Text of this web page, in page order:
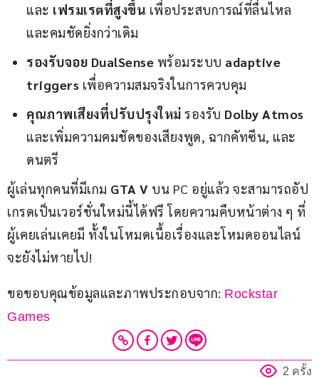
และ เฟรมเรตที่สูงขึ้น เพื่อประสบการณ์ที่ลื่นไหล
และคมชัดยิ่งกว่าเดิม
รองรับจอย DualSense พร้อมระบบ adaptive
triggers เพื่อความสมจริงในการควบคุม
คุณภาพเสียงที่ปรับปรุงใหม่ รองรับ Dolby Atmos
และเพิ่มความคมชัดของเสียงพูด, ฉากคัทซีน, และ
ดนตรี
ผู้เล่นทุกคนที่มีเกม GTA V บน PC อยู่แล้ว จะสามารถอัป
เกรดเป็นเวอร์ชั่นใหม่นี้ได้ฟรี โดยความคืบหน้าต่าง ๆ ที่
ผู้เคยเล่นเคยมี ทั้งในโหมดเนื้อเรื่องและโหมดออนไลน์
จะยังไม่หายไป!
ขอขอบคุณข้อมูลและภาพประกอบจาก: Rockstar
Games
2 ครั้ง